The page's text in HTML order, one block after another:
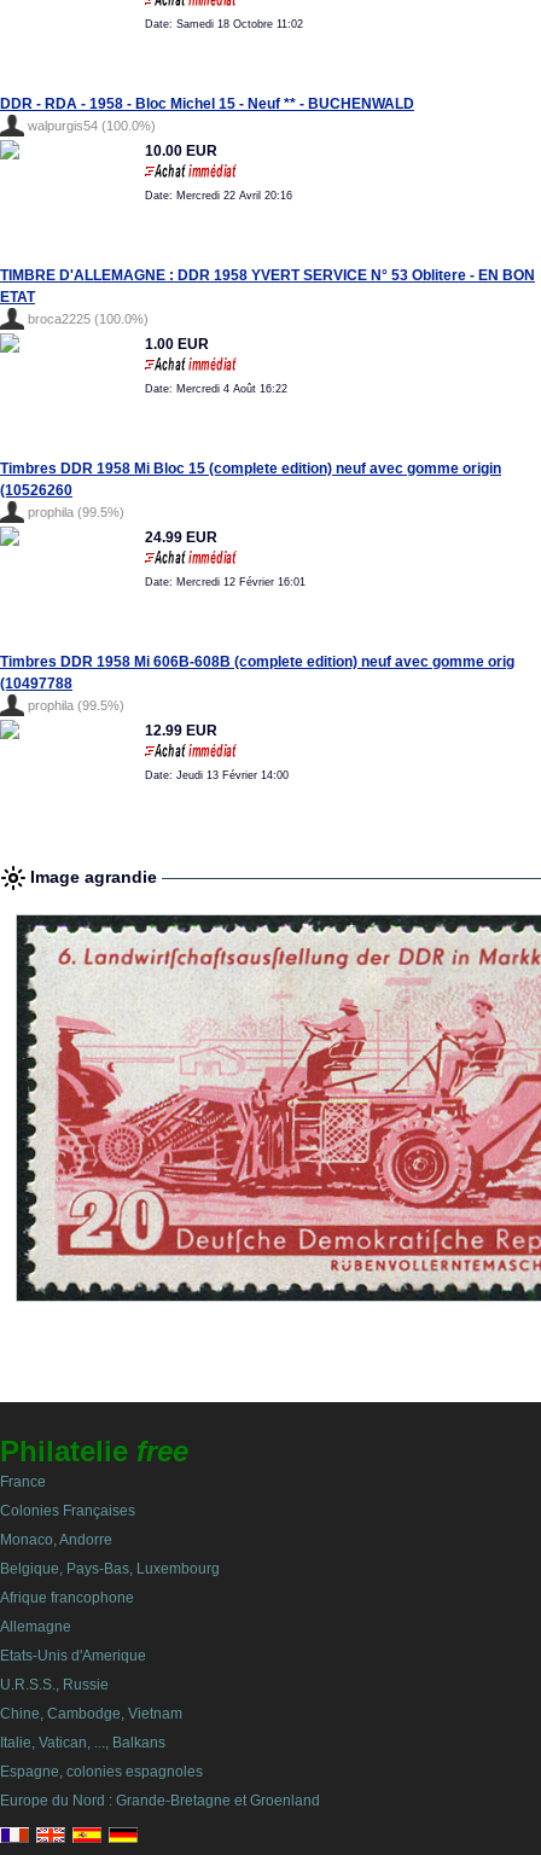
Date: Samedi 18 Octobre 11:02
DDR - RDA - 1958 - Bloc Michel 15 - Neuf ** - BUCHENWALD
walpurgis54 (100.0%)
10.00 EUR
Date: Mercredi 22 Avril 20:16
TIMBRE D'ALLEMAGNE : DDR 1958 YVERT SERVICE N° 53 Oblitere - EN BON
ETAT
broca2225 (100.0%)
1.00 EUR
Date: Mercredi 4 Août 16:22
Timbres DDR 1958 Mi Bloc 15 (complete edition) neuf avec gomme origin
(10526260
prophila (99.5%)
24.99 EUR
Date: Mercredi 12 Février 16:01
Timbres DDR 1958 Mi 606B-608B (complete edition) neuf avec gomme orig
(10497788
prophila (99.5%)
12.99 EUR
Date: Jeudi 13 Février 14:00
Image agrandie
Philatelie free
France
Colonies Françaises
Monaco, Andorre
Belgique, Pays-Bas, Luxembourg
Afrique francophone
Allemagne
Etats-Unis d'Amerique
U.R.S.S., Russie
Chine, Cambodge, Vietnam
Italie, Vatican, ..., Balkans
Espagne, colonies espagnoles
Europe du Nord : Grande-Bretagne et Groenland